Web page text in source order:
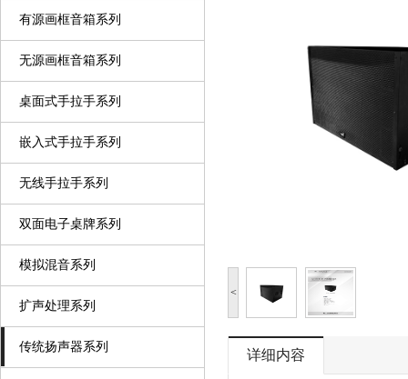
有源画框音箱系列
无源画框音箱系列
桌面式手拉手系列
嵌入式手拉手系列
无线手拉手系列
双面电子桌牌系列
模拟混音系列
扩声处理系列
传统扬声器系列
<
详细内容